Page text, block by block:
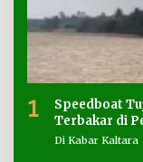
1
Speedboat
Terbakar di
Di Kabar Kaltara